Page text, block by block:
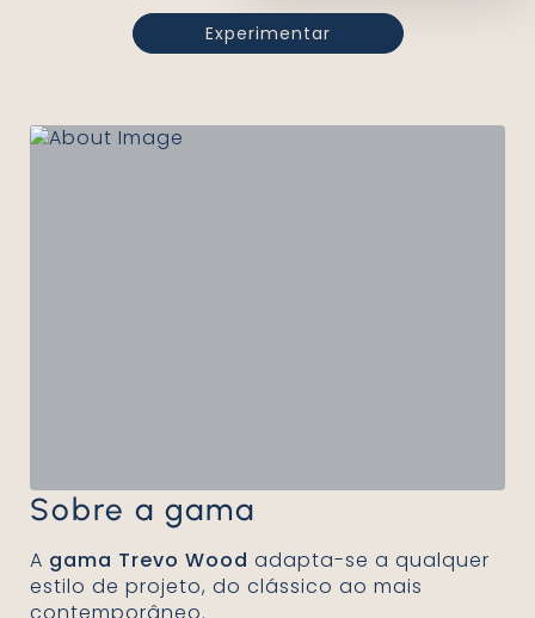
Experimentar
Sobre a gama
gama Trevo Wood adapta-se a qualquer
estilo de projeto, do clássico ao mais